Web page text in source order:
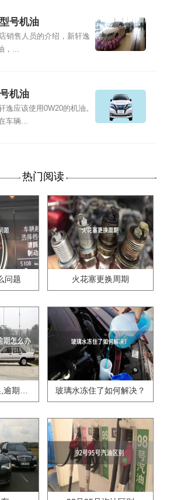
号机油
销售人员的介绍，新轩逸
，...
机油
逸应该使用0W20的机油。
车辆...
热门阅读
问题 火花塞更换周期
驾驶证到期没有换,逾期怎么办?? 玻璃水冻住了如何解决？